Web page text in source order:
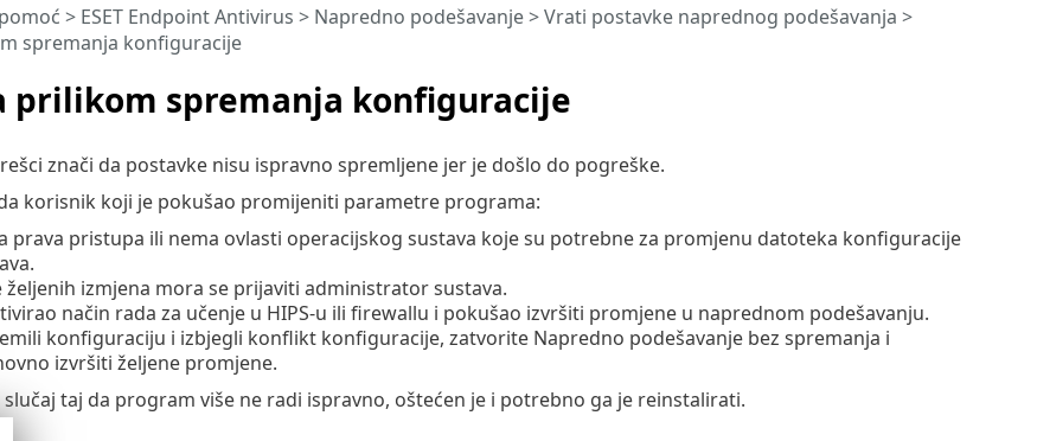
prilikom spremanja konfiguracije
> ESET Endpoint Antivirus > Napredno podešavanje> Vrati postavke naprednog podešavanja >
spremanja konfiguracije
znači da postavke nisu ispravno spremljene jer je došlo do pogreške.
korisnik koji je pokušao promijeniti parametre programa:
prava pristupa ili nema ovlasti operacijskog sustava koje su potrebne za promjenu datoteka konfiguracije
željenih izmjena mora se prijaviti administrator sustava.
način rada za učenje u HIPS-u ili firewallu i pokušao izvršiti promjene u naprednom podešavanju.
konfiguraciju i izbjegli konflikt konfiguracije, zatvorite Napredno podešavanje bez spremanja i
izvršiti željene promjene.
taj da program više ne radi ispravno, oštećen je i potrebno ga je reinstalirati.